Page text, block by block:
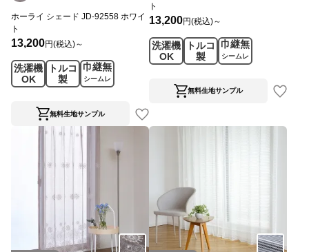
ホーライ シェード JD-92558 ホワイ
ト
13,200円(税込)～
洗濯機
OK
トルコ
製
巾継無
シームレ
ス
無料生地サンプル
ト
13,200円(税込)～
洗濯機
OK
トルコ
製
巾継無
シームレ
ス
無料生地サンプル